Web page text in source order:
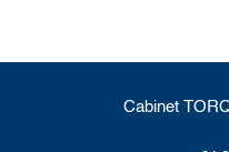
Cabinet